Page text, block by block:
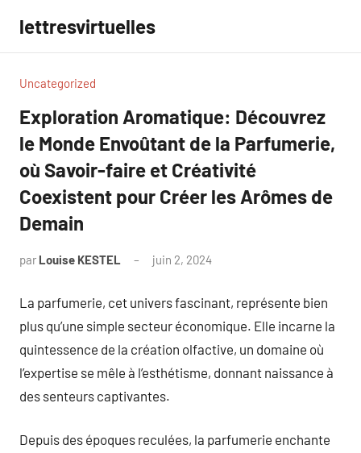
contenu
lettresvirtuelles
Uncategorized
Exploration Aromatique: Découvrez
le Monde Envoûtant de la Parfumerie,
où Savoir-faire et Créativité
Coexistent pour Créer les Arômes de
Demain
par Louise KESTEL juin 2, 2024
La parfumerie, cet univers fascinant, représente bien
plus qu’une simple secteur économique. Elle incarne la
quintessence de la création olfactive, un domaine où
l’expertise se mêle à l’esthétisme, donnant naissance à
des senteurs captivantes.
Depuis des époques reculées, la parfumerie enchante